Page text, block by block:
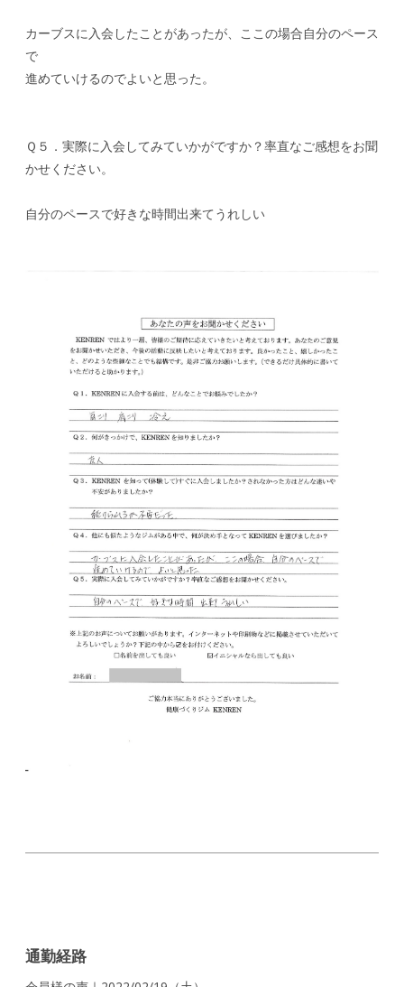
カーブスに入会したことがあったが、ここの場合自分のペース
で
進めていけるのでよいと思った。
Ｑ５．実際に入会してみていかがですか？率直なご感想をお聞
かせください。
自分のペースで好きな時間出来てうれしい
通勤経路